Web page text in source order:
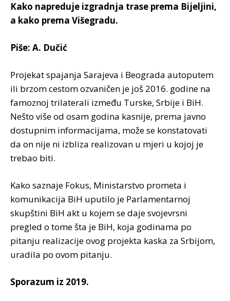
Kako napreduje izgradnja trase prema Bijeljini,
a kako prema Višegradu.
Piše: A. Dučić
Projekat spajanja Sarajeva i Beograda autoputem
ili brzom cestom ozvaničen je još 2016. godine na
famoznoj trilaterali između Turske, Srbije i BiH.
Nešto više od osam godina kasnije, prema javno
dostupnim informacijama, može se konstatovati
da on nije ni izbliza realizovan u mjeri u kojoj je
trebao biti.
Kako saznaje Fokus, Ministarstvo prometa i
komunikacija BiH uputilo je Parlamentarnoj
skupštini BiH akt u kojem se daje svojevrsni
pregled o tome šta je BiH, koja godinama po
pitanju realizacije ovog projekta kaska za Srbijom,
uradila po ovom pitanju.
Sporazum iz 2019.